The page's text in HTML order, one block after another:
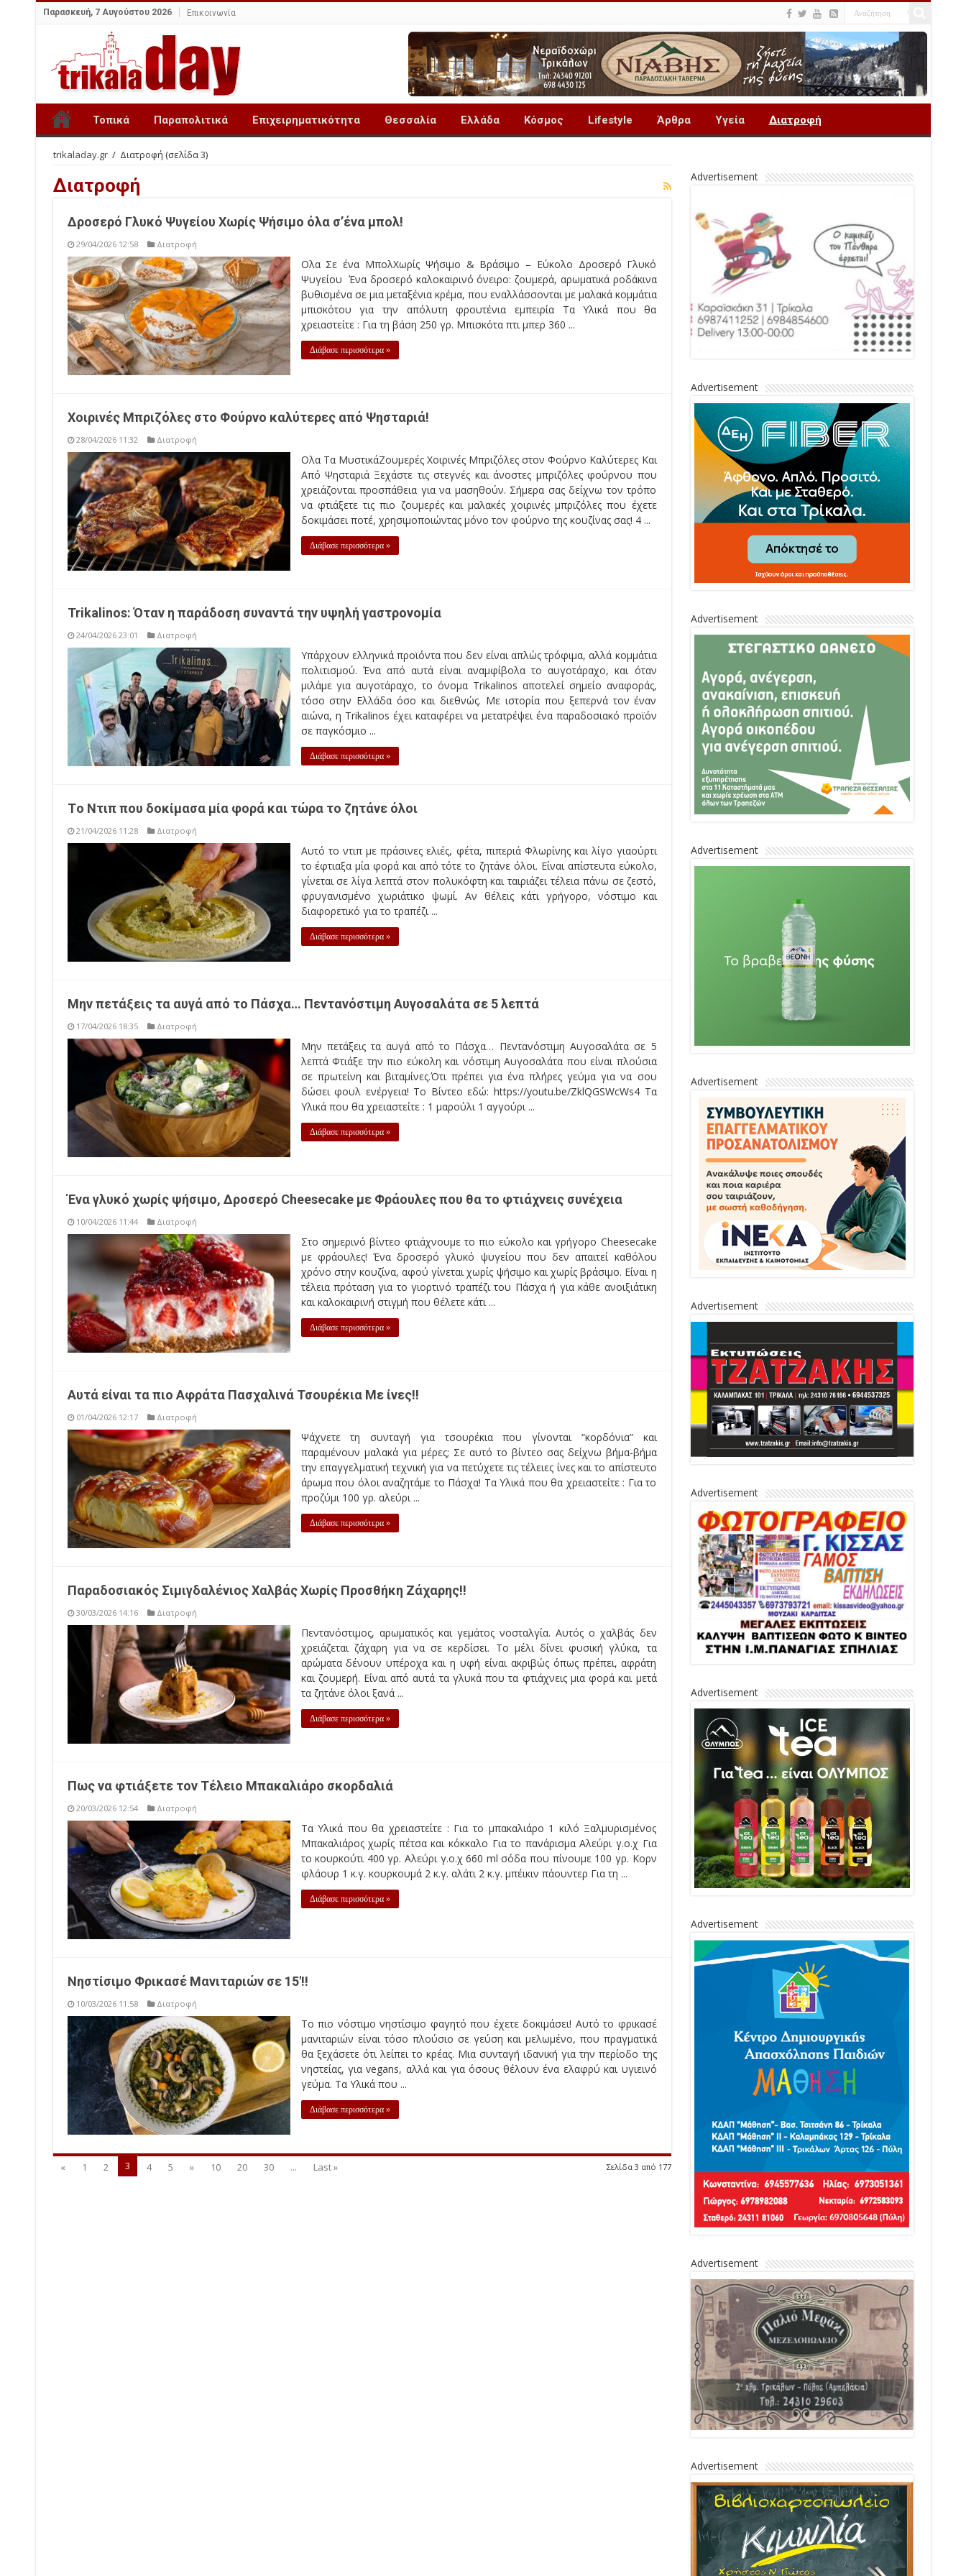
Παρασκευή, 7 Αυγούστου 2026 Επικοινωνία
Τοπικά Παραπολιτικά Επιχειρηματικότητα Θεσσαλία Ελλάδα Κόσμος Lifestyle Άρθρα Υγεία Διατροφή
trikaladay.gr / Διατροφή (σελίδα 3)
Διατροφή
Δροσερό Γλυκό Ψυγείου Χωρίς Ψήσιμο όλα σ’ένα μπολ!
29/04/2026 12:58 Διατροφή
Ολα Σε ένα ΜπολΧωρίς Ψήσιμο & Βράσιμο – Εύκολο Δροσερό Γλυκό
Ψυγείου Ένα δροσερό καλοκαιρινό όνειρο: ζουμερά, αρωματικά ροδάκινα
βυθισμένα σε μια μεταξένια κρέμα, που εναλλάσσονται με μαλακά κομμάτια
μπισκότου για την απόλυτη φρουτένια εμπειρία Τα Υλικά που θα
χρειαστείτε : Για τη βάση 250 γρ. Μπισκότα πτι μπερ 360 ...
Διάβασε περισσότερα »
Χοιρινές Μπριζόλες στο Φούρνο καλύτερες από Ψησταριά!
28/04/2026 11:32 Διατροφή
Ολα Τα ΜυστικάΖουμερές Χοιρινές Μπριζόλες στον Φούρνο Καλύτερες Και
Από Ψησταριά Ξεχάστε τις στεγνές και άνοστες μπριζόλες φούρνου που
χρειάζονται προσπάθεια για να μασηθούν. Σήμερα σας δείχνω τον τρόπο
να φτιάξετε τις πιο ζουμερές και μαλακές χοιρινές μπριζόλες που έχετε
δοκιμάσει ποτέ, χρησιμοποιώντας μόνο τον φούρνο της κουζίνας σας! 4 ...
Διάβασε περισσότερα »
Trikalinos: Όταν η παράδοση συναντά την υψηλή γαστρονομία
24/04/2026 23:01 Διατροφή
Υπάρχουν ελληνικά προϊόντα που δεν είναι απλώς τρόφιμα, αλλά κομμάτια
πολιτισμού. Ένα από αυτά είναι αναμφίβολα το αυγοτάραχο, και όταν
μιλάμε για αυγοτάραχο, το όνομα Trikalinos αποτελεί σημείο αναφοράς,
τόσο στην Ελλάδα όσο και διεθνώς. Με ιστορία που ξεπερνά τον έναν
αιώνα, η Trikalinos έχει καταφέρει να μετατρέψει ένα παραδοσιακό προϊόν
σε παγκόσμιο ...
Διάβασε περισσότερα »
Tο Ντιπ που δοκίμασα μία φορά και τώρα το ζητάνε όλοι
21/04/2026 11:28 Διατροφή
Αυτό το ντιπ με πράσινες ελιές, φέτα, πιπεριά Φλωρίνης και λίγο γιαούρτι
το έφτιαξα μία φορά και από τότε το ζητάνε όλοι. Είναι απίστευτα εύκολο,
γίνεται σε λίγα λεπτά στον πολυκόφτη και ταιριάζει τέλεια πάνω σε ζεστό,
φρυγανισμένο χωριάτικο ψωμί. Αν θέλεις κάτι γρήγορο, νόστιμο και
διαφορετικό για το τραπέζι ...
Διάβασε περισσότερα »
Μην πετάξεις τα αυγά από το Πάσχα… Πεντανόστιμη Αυγοσαλάτα σε 5 λεπτά
17/04/2026 18:35 Διατροφή
Μην πετάξεις τα αυγά από το Πάσχα… Πεντανόστιμη Αυγοσαλάτα σε 5
λεπτά Φτιάξε την πιο εύκολη και νόστιμη Αυγοσαλάτα που είναι πλούσια
σε πρωτείνη και βιταμίνες.Ότι πρέπει για ένα πλήρες γεύμα για να σου
δώσει φουλ ενέργεια! Το Βίντεο εδώ: https://youtu.be/ZklQGSWcWs4 Τα
Υλικά που θα χρειαστείτε : 1 μαρούλι 1 αγγούρι ...
Διάβασε περισσότερα »
Ένα γλυκό χωρίς ψήσιμο, Δροσερό Cheesecake με Φράουλες που θα το φτιάχνεις συνέχεια
10/04/2026 11:44 Διατροφή
Στο σημερινό βίντεο φτιάχνουμε το πιο εύκολο και γρήγορο Cheesecake
με φράουλες! Ένα δροσερό γλυκό ψυγείου που δεν απαιτεί καθόλου
χρόνο στην κουζίνα, αφού γίνεται χωρίς ψήσιμο και χωρίς βράσιμο. Είναι η
τέλεια πρόταση για το γιορτινό τραπέζι του Πάσχα ή για κάθε ανοιξιάτικη
και καλοκαιρινή στιγμή που θέλετε κάτι ...
Διάβασε περισσότερα »
Αυτά είναι τα πιο Αφράτα Πασχαλινά Τσουρέκια Με ίνες!!
01/04/2026 12:17 Διατροφή
Ψάχνετε τη συνταγή για τσουρέκια που γίνονται “κορδόνια” και
παραμένουν μαλακά για μέρες; Σε αυτό το βίντεο σας δείχνω βήμα-βήμα
την επαγγελματική τεχνική για να πετύχετε τις τέλειες ίνες και το απίστευτο
άρωμα που όλοι αναζητάμε το Πάσχα! Τα Υλικά που θα χρειαστείτε : Για το
προζύμι 100 γρ. αλεύρι ...
Διάβασε περισσότερα »
Παραδοσιακός Σιμιγδαλένιος Χαλβάς Χωρίς Προσθήκη Ζάχαρης!!
30/03/2026 14:16 Διατροφή
Πεντανόστιμος, αρωματικός και γεμάτος νοσταλγία. Αυτός ο χαλβάς δεν
χρειάζεται ζάχαρη για να σε κερδίσει. Το μέλι δίνει φυσική γλύκα, τα
αρώματα δένουν υπέροχα και η υφή είναι ακριβώς όπως πρέπει, αφράτη
και ζουμερή. Είναι από αυτά τα γλυκά που τα φτιάχνεις μια φορά και μετά
τα ζητάνε όλοι ξανά ...
Διάβασε περισσότερα »
Πως να φτιάξετε τον Τέλειο Μπακαλιάρο σκορδαλιά
20/03/2026 12:54 Διατροφή
Τα Υλικά που θα χρειαστείτε : Για το μπακαλιάρο 1 κιλό Ξαλμυρισμένος
Μπακαλιάρος χωρίς πέτσα και κόκκαλο Για το πανάρισμα Αλεύρι γ.ο.χ Για
το κουρκούτι 400 γρ. Αλεύρι γ.ο.χ 660 ml σόδα που πίνουμε 100 γρ. Κορν
φλάουρ 1 κ.γ. κουρκουμά 2 κ.γ. αλάτι 2 κ.γ. μπέικιν πάουντερ Για τη ...
Διάβασε περισσότερα »
Νηστίσιμο Φρικασέ Μανιταριών σε 15′!!
10/03/2026 11:58 Διατροφή
Το πιο νόστιμο νηστίσιμο φαγητό που έχετε δοκιμάσει! Αυτό το φρικασέ
μανιταριών είναι τόσο πλούσιο σε γεύση και μελωμένο, που πραγματικά
θα ξεχάσετε ότι λείπει το κρέας. Μια συνταγή ιδανική για την περίοδο της
νηστείας, για vegans, αλλά και για όσους θέλουν ένα ελαφρύ και υγιεινό
γεύμα. Τα Υλικά που ...
Διάβασε περισσότερα »
Σελίδα 3 από 177
« 1 2 3 4 5 » 10 20 30 ... Last »
Advertisement
Advertisement
Advertisement
Advertisement
Advertisement
Advertisement
Advertisement
Advertisement
Advertisement
Advertisement
Advertisement